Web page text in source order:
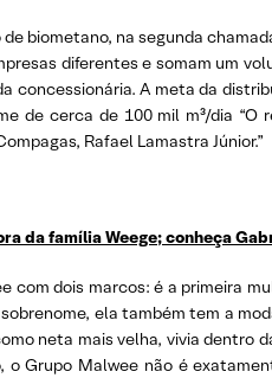
biometano, na segunda
diferentes e somam um
concessionária. A meta da
de cerca de 100 mil m³/dia
Rafael Lamastra Júnior.”
da família Weege; conheça
com dois marcos: é a primeira
ela também tem a
neta mais velha, vivia dentro
Grupo Malwee não é